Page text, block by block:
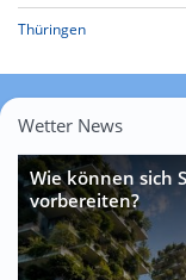
Thüringen
Wetter News
Wie können sich
vorbereiten?